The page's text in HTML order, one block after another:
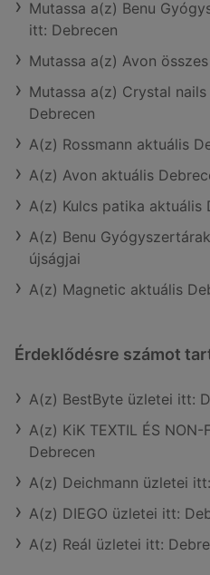
Mutassa a(z) Benu
itt: Debrecen
Mutassa a(z) Avon
Mutassa a(z) Crystal
Debrecen
A(z) Rossmann aktuális
A(z) Avon aktuális
A(z) Kulcs patika aktuális
A(z) Benu
újságjai
A(z) Magnetic aktuális
Érdeklődésre számot
A(z) BestByte üzletei itt:
A(z) KiK TEXTIL ÉS
Debrecen
A(z) Deichmann üzletei
A(z) DIEGO üzletei itt:
A(z) Reál üzletei itt: